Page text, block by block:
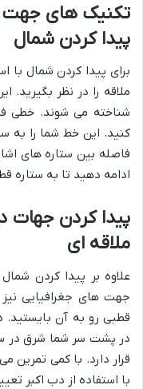
تکنیک های جهت
پیدا کردن شمال
برای پیدا کردن شمال با
ملاقه را در نظر بگیرید.
شناخته می شوند. خطی
کنید. این خط شما را
فاصله بین ستاره های
ادامه دهید تا به ستاره
پیدا کردن جهات
ملاقه ای
علاوه بر پیدا کردن
جهت های جغرافیایی
قطبی رو به آن
در پشت سر شما شرق
قرار دارد. با کمی تمرین
با استفاده از دب اکبر